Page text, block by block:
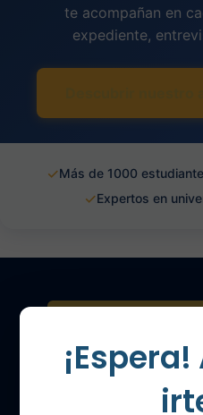
te acompañan en
expediente,
✓Más de 1000
✓Expertos en
Hable con